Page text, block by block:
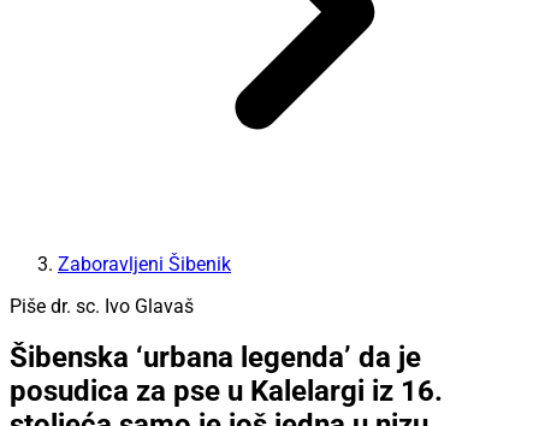
Zaboravljeni Šibenik
Piše dr. sc. Ivo Glavaš
Šibenska ‘urbana legenda’ da je
posudica za pse u Kalelargi iz 16.